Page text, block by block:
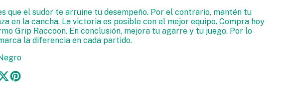
que el sudor te arruine tu desempeño. Por el contrario, mantén tu
en la cancha. La victoria es posible con el mejor equipo. Compra hoy
Grip Raccoon. En conclusión, mejora tu agarre y tu juego. Por lo
la diferencia en cada partido.